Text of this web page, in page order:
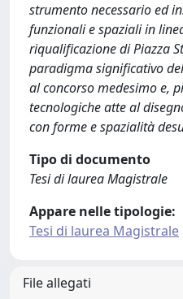
strumento necessario ed
funzionali e spaziali in
riqualificazione di Piazza
paradigma significativo
al concorso medesimo e,
tecnologiche atte al
con forme e spazialità
Tipo di documento
Tesi di laurea Magistrale
Appare nelle tipologie:
Tesi di laurea Magistrale
File allegati